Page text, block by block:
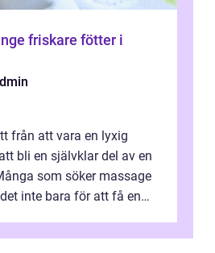
i
från att vara en lyxig
bli en självklar del av en
som söker massage
inte bara för att få en